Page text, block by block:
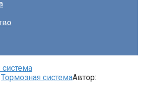
Тормозная системаАвтор: